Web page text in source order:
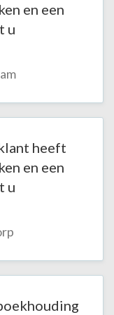
en een
u
heeft
en een
u